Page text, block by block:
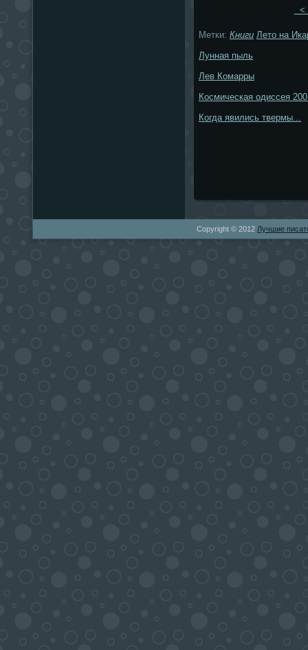
<
Метки: Книги Лето на
Лунная пыль
Лев Комарры
Космическая одиссея
Когда явились твермы...
Copyright © 2012 Лучшие